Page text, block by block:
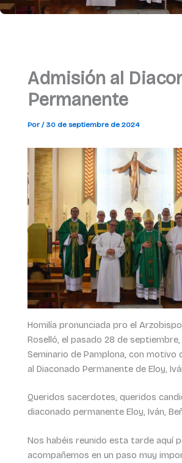
Admisión al
Permanente
Por / 30 de septiembre de 2024
Homilía pronunciada pro el
Roselló, el pasado 28 de septiembre,
Seminario de Pamplona, con motivo
al Diaconado Permanente de Eloy,
Queridos sacerdotes, queridos
diaconado permanente Eloy, Iván,
Nos habéis reunido esta tarde aquí
acompañemos en un paso muy